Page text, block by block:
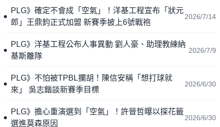
PLG》確定不會成「空氣」！洋基工程宣布「狀元
郎」王鼎鈞正式加盟 新賽季披上6號戰袍
2026/7/14
PLG》洋基工程公布人事異動 劉人豪、助理教練納
基斯離隊
2026/7/9
PLG》不怕被TPBL攔胡！陳信安稱「想打球就
來」 吳志鍇談新賽季目標
2026/6/30
PLG》擔心重演選到「空氣」！許晉哲曝以探花籤
選進莫森原因
2026/6/30